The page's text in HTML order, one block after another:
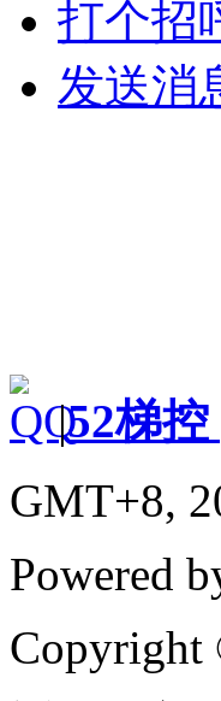
打个招
发送消
|52梯
GMT+8,
Powered
Copyright